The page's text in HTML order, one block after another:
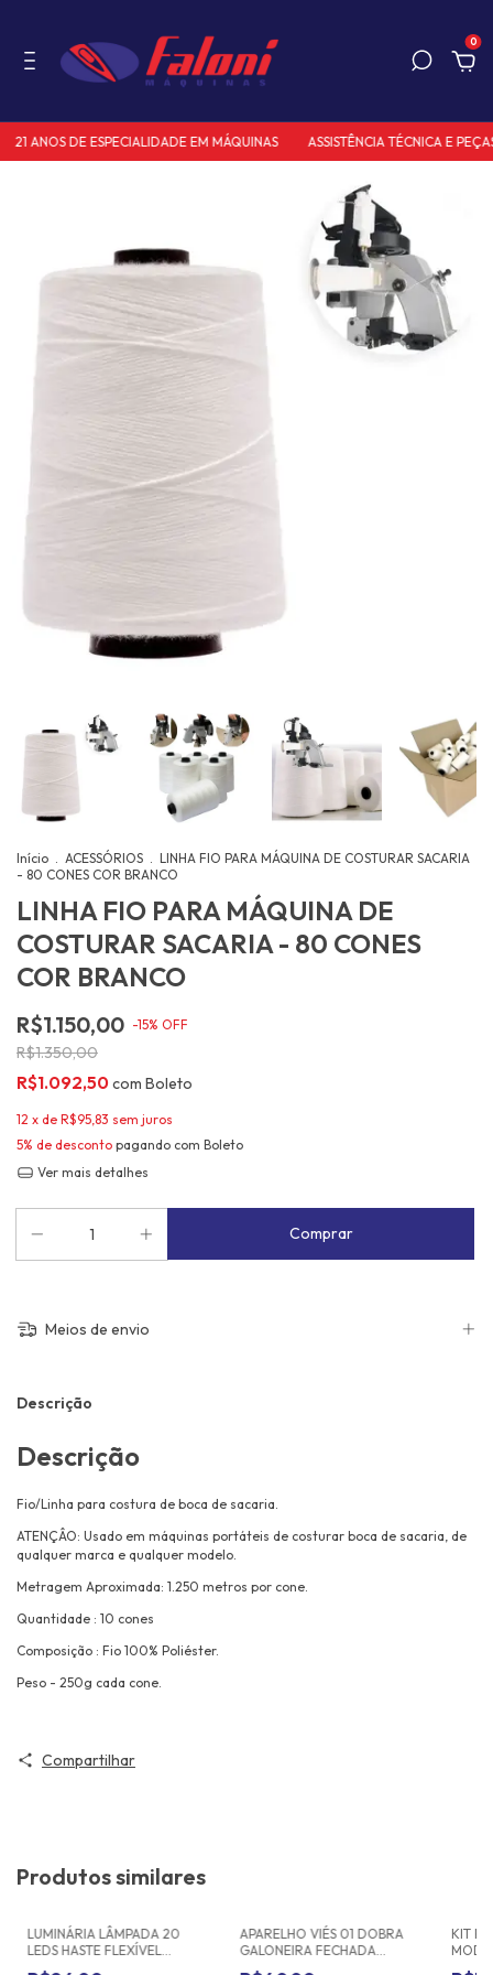
0
21 ANOS DE ESPECIALIDADE EM MÁQUINAS ASSISTÊNCIA TÉCNICA E
Início . ACESSÓRIOS . LINHA FIO PARA MÁQUINA DE COSTURAR SACARIA
- 80 CONES COR BRANCO
LINHA FIO PARA MÁQUINA DE
COSTURAR SACARIA - 80 CONES
COR BRANCO
R$1.150,00 -15% OFF
R$1.350,00
R$1.092,50com Boleto
12 x de R$95,83 sem juros
5% de desconto pagando com Boleto
Ver mais detalhes
Meios de envio
Descrição
Descrição
Fio/Linha para costura de boca de sacaria.
ATENÇÂO: Usado em máquinas portáteis de costurar boca de sacaria, de
qualquer marca e qualquer modelo.
Metragem Aproximada: 1.250 metros por cone.
Quantidade : 10 cones
Composição : Fio 100% Poliéster.
Peso - 250g cada cone.
Compartilhar
Produtos similares
LUMINÁRIA LÂMPADA 20
LEDS HASTE FLEXÍVEL
MAQUINA
APARELHO VIÉS 01 DOBRA
GALONEIRA FECHADA
ZAC/LANMAX
KIT
COM